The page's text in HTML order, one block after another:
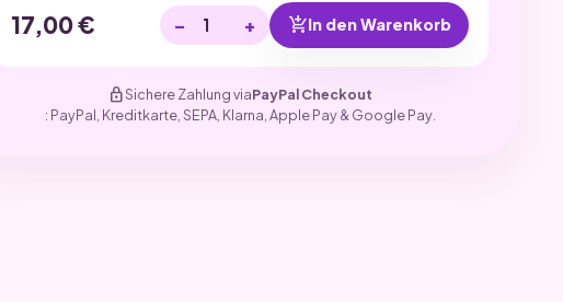
17,00€ − + add_shopping_cartIn den Warenkorb
lockSichere Zahlung viaPayPal Checkout
: PayPal, Kreditkarte, SEPA, Klarna, Apple Pay & Google Pay.